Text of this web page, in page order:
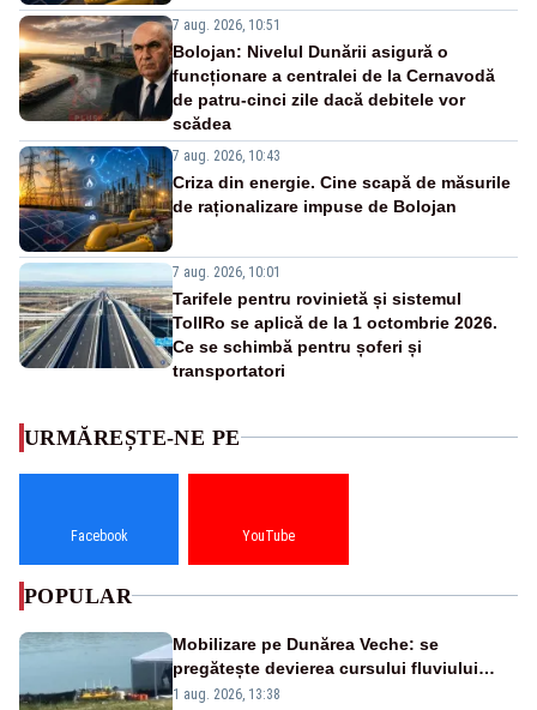
7 aug. 2026, 10:51
Bolojan: Nivelul Dunării asigură o
funcționare a centralei de la Cernavodă
de patru-cinci zile dacă debitele vor
scădea
7 aug. 2026, 10:43
Criza din energie. Cine scapă de măsurile
de raționalizare impuse de Bolojan
7 aug. 2026, 10:01
Tarifele pentru rovinietă și sistemul
TollRo se aplică de la 1 octombrie 2026.
Ce se schimbă pentru șoferi și
transportatori
URMĂREȘTE-NE PE
Facebook YouTube
POPULAR
Mobilizare pe Dunărea Veche: se
pregătește devierea cursului fluviului
către Cernavodă – VIDEO
1 aug. 2026, 13:38